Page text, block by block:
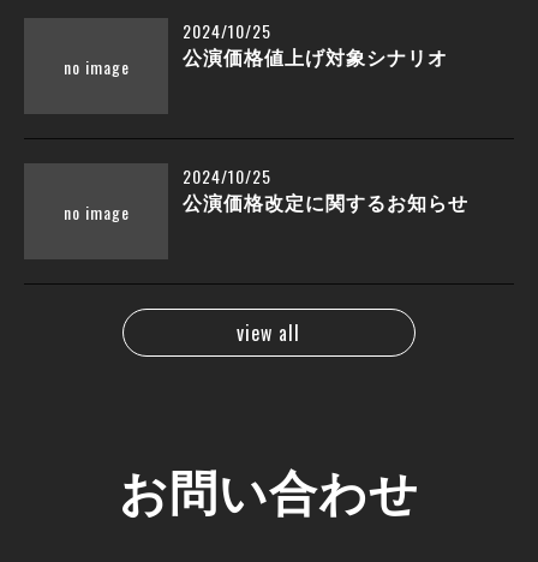
2024/10/25
公演価格値上げ対象シナリオ
2024/10/25
公演価格改定に関するお知らせ
view all
お問い合わせ